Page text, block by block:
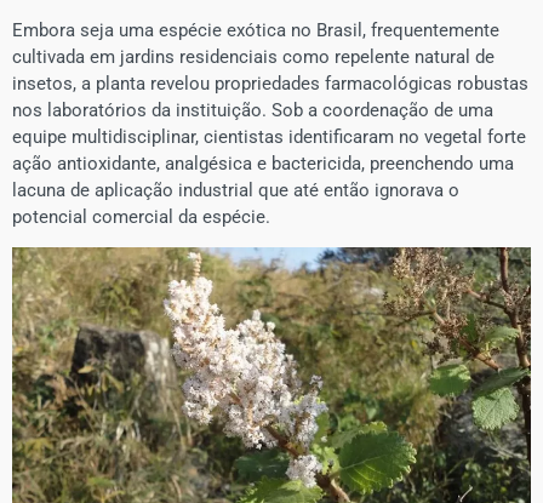
Embora seja uma espécie exótica no Brasil, frequentemente
cultivada em jardins residenciais como repelente natural de
insetos, a planta revelou propriedades farmacológicas robustas
nos laboratórios da instituição. Sob a coordenação de uma
equipe multidisciplinar, cientistas identificaram no vegetal forte
ação antioxidante, analgésica e bactericida, preenchendo uma
lacuna de aplicação industrial que até então ignorava o
potencial comercial da espécie.